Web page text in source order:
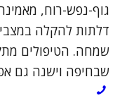
גוף-נפש-רוח,
דלתות להקלה
שמחה. הטיפולים
שבחיפה וישנה גם